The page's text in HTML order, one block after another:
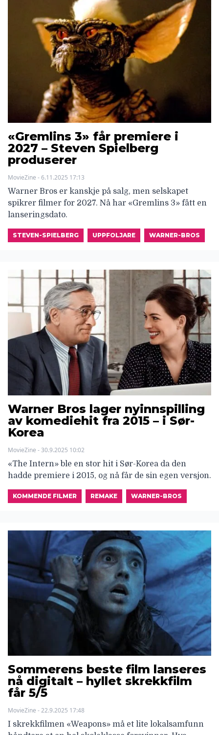
«Gremlins 3» får premiere i
2027 – Steven Spielberg
produserer
MovieZine - 6.11.2025 17:13
Warner Bros er kanskje på salg, men selskapet
spikrer filmer for 2027. Nå har «Gremlins 3» fått en
lanseringsdato.
STEVEN-SPIELBERG UPPFOLJARE WARNER-BROS
Warner Bros lager nyinnspilling
av komediehit fra 2015 – i Sør-
Korea
MovieZine - 30.9.2025 10:02
«The Intern» ble en stor hit i Sør-Korea da den
hadde premiere i 2015, og nå får de sin egen versjon.
KOMMENDE FILMER REMAKE WARNER-BROS
Sommerens beste film lanseres
nå digitalt – hyllet skrekkfilm
får 5/5
MovieZine - 22.9.2025 17:48
I skrekkfilmen «Weapons» må et lite lokalsamfunn